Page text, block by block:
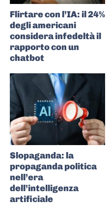
Flirtare con l’IA: il 24%
degli americani
considera infedeltà il
rapporto con un
chatbot
Slopaganda: la
propaganda politica
nell’era
dell’intelligenza
artificiale